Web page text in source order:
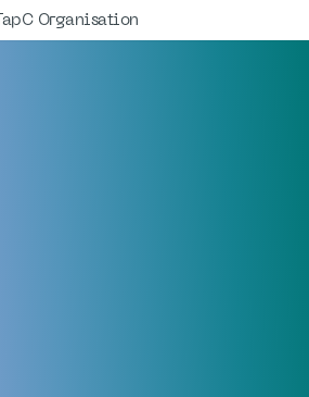
TapC Organisation